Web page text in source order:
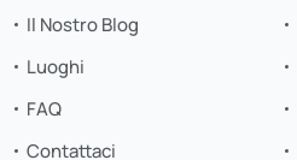
Il Nostro Blog
Luoghi
FAQ
Contattaci